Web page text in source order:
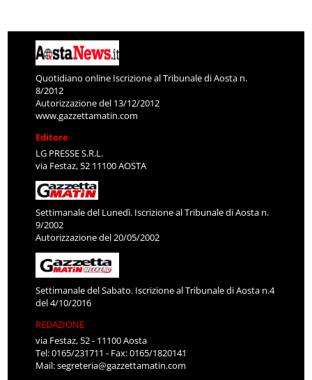
Quotidiano online Iscrizione al Tribunale di Aosta n.
8/2012
Autorizzazione del 13/12/2012
www.gazzettamatin.com
Editore
LG PRESSE S.R.L.
via Festaz, 52 11100 AOSTA
Settimanale del Lunedì. Iscrizione al Tribunale di Aosta n.
9/2002
Autorizzazione del 20/05/2002
Settimanale del Sabato. Iscrizione al Tribunale di Aosta n.4
del 4/10/2016
REDAZIONE
via Festaz, 52 - 11100 Aosta
Tel: 0165/231711 - Fax: 0165/1820141
Mail:segreteria@gazzettamatin.com